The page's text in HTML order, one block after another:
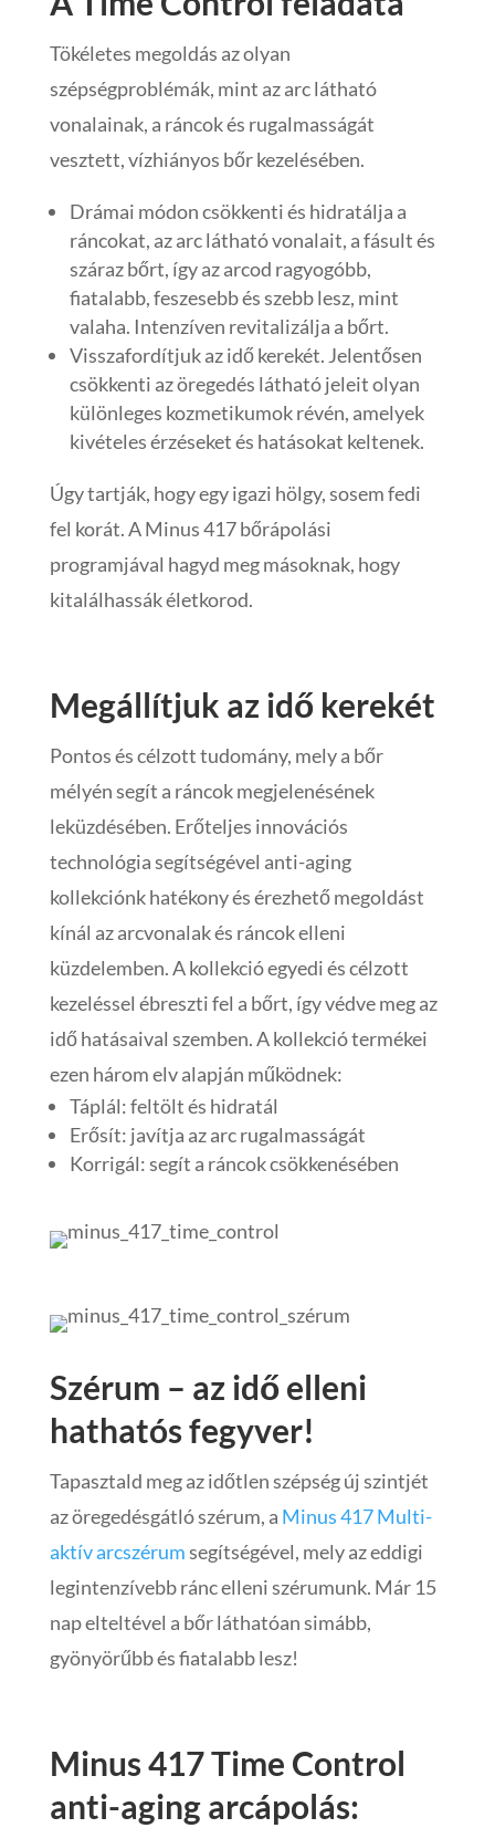
Tökéletes megoldás az olyan
szépségproblémák, mint az arc látható
vonalainak, a ráncok és rugalmasságát
vesztett, vízhiányos bőr kezelésében.
Drámai módon csökkenti és hidratálja a
ráncokat, az arc látható vonalait, a fásult és
száraz bőrt, így az arcod ragyogóbb,
fiatalabb, feszesebb és szebb lesz, mint
valaha. Intenzíven revitalizálja a bőrt.
Visszafordítjuk az idő kerekét. Jelentősen
csökkenti az öregedés látható jeleit olyan
különleges kozmetikumok révén, amelyek
kivételes érzéseket és hatásokat keltenek.
Úgy tartják, hogy egy igazi hölgy, sosem fedi
fel korát. A Minus 417 bőrápolási
programjával hagyd meg másoknak, hogy
kitalálhassák életkorod.
Megállítjuk az idő kerekét
Pontos és célzott tudomány, mely a bőr
mélyén segít a ráncok megjelenésének
leküzdésében. Erőteljes innovációs
technológia segítségével anti-aging
kollekciónk hatékony és érezhető megoldást
kínál az arcvonalak és ráncok elleni
küzdelemben. A kollekció egyedi és célzott
kezeléssel ébreszti fel a bőrt, így védve meg az
idő hatásaival szemben. A kollekció termékei
ezen három elv alapján működnek:
Táplál: feltölt és hidratál
Erősít: javítja az arc rugalmasságát
Korrigál: segít a ráncok csökkenésében
Szérum – az idő elleni
hathatós fegyver!
Tapasztald meg az időtlen szépség új szintjét
az öregedésgátló szérum, a Minus 417 Multi-
aktív arcszérumsegítségével, mely az eddigi
legintenzívebb ránc elleni szérumunk. Már 15
nap elteltével a bőr láthatóan simább,
gyönyörűbb és fiatalabb lesz!
Minus 417 Time Control
anti-aging arcápolás: